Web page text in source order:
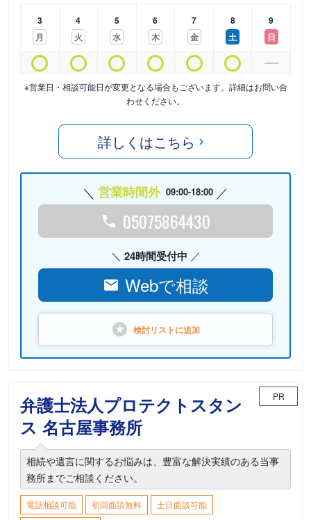
3
月
4
火
5
水
6
木
7
金
8
土
9
日
※営業日・相談可能日が変更となる場合もございます。詳細はお問い合
わせください。
詳しくはこちら
営業時間外 09:00-18:00
05075864430
24時間受付中
Webで相談
検討リストに追加
弁護士法人プロテクトスタン
ス 名古屋事務所
PR
相続や遺言に関するお悩みは、豊富な解決実績のある当事
務所までご相談ください。
電話相談可能 初回面談無料
土日面談可能